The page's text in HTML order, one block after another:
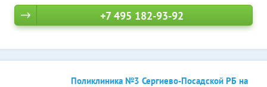
+7 495 182-93-92
Поликлиника №3 Сергиево-Посадской РБ на